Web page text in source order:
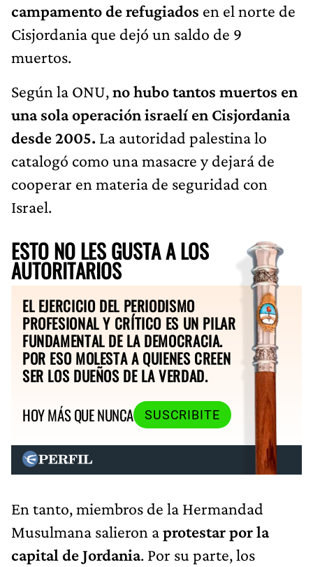
campamento de refugiados en el norte de
Cisjordania que dejó un saldo de 9
muertos.
Según la ONU,no hubo tantos muertos en
una sola operación israelí en Cisjordania
desde 2005. La autoridad palestina lo
catalogó como una masacre y dejará de
cooperar en materia de seguridad con
Israel.
ESTO NO LES GUSTA A LOS
AUTORITARIOS
EL EJERCICIO DEL PERIODISMO
PROFESIONAL Y CRÍTICO ES UN PILAR
FUNDAMENTAL DE LA DEMOCRACIA.
POR ESO MOLESTA A QUIENES CREEN
SER LOS DUEÑOS DE LA VERDAD.
HOY MÁS QUE NUNCA
SUSCRIBITE
En tanto, miembros de la Hermandad
Musulmana salieron aprotestar por la
capital de Jordania. Por su parte, los